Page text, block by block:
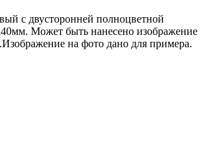
с двусторонней полноцветной
Может быть нанесено изображение
на фото дано для примера.